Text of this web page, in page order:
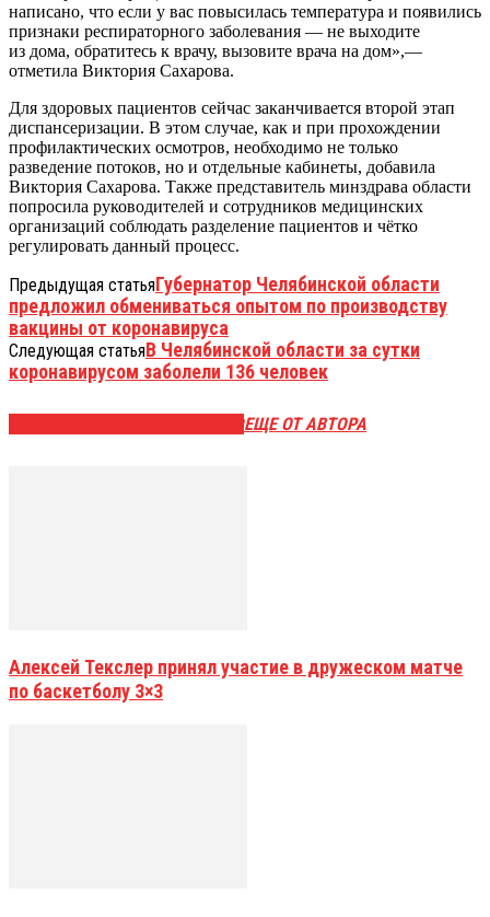
написано, что если у вас повысилась температура и появились
признаки респираторного заболевания — не выходите
из дома, обратитесь к врачу, вызовите врача на дом»,—
отметила Виктория Сахарова.
Для здоровых пациентов сейчас заканчивается второй этап
диспансеризации. В этом случае, как и при прохождении
профилактических осмотров, необходимо не только
разведение потоков, но и отдельные кабинеты, добавила
Виктория Сахарова. Также представитель минздрава области
попросила руководителей и сотрудников медицинских
организаций соблюдать разделение пациентов и чётко
регулировать данный процесс.
Предыдущая статьяГубернатор Челябинской области
предложил обмениваться опытом по производству
вакцины от коронавируса
Следующая статьяВ Челябинской области за сутки
коронавирусом заболели 136 человек
ЕЩЕ ОТ АВТОРА
Алексей Текслер принял участие в дружеском матче
по баскетболу 3×3